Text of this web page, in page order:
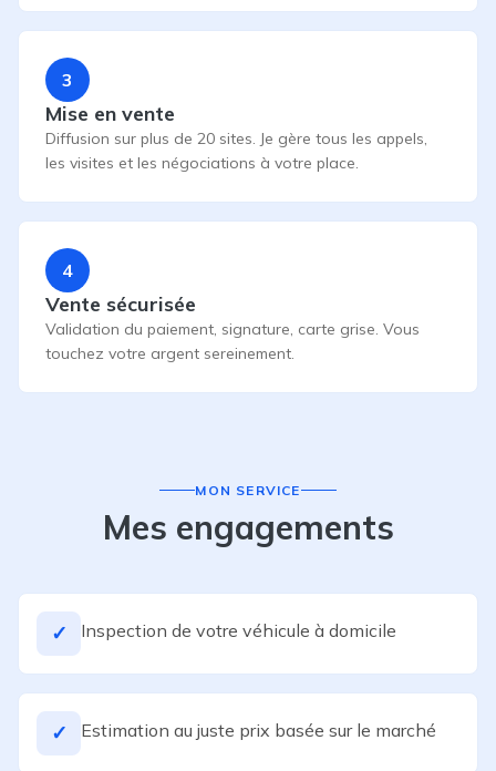
3
Mise en vente
Diffusion sur plus de 20 sites. Je gère tous les appels,
les visites et les négociations à votre place.
4
Vente sécurisée
Validation du paiement, signature, carte grise. Vous
touchez votre argent sereinement.
MON SERVICE
Mes engagements
✓ Inspection de votre véhicule à domicile
✓ Estimation au juste prix basée sur le marché